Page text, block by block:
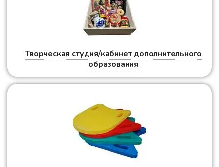
Творческая студия/кабинет дополнительного
образования